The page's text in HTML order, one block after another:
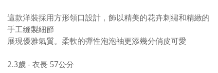
這款洋裝採用方形領口設計，飾以精美的花卉刺繡和精緻的
手工縫製細節
展現優雅氣質。柔軟的彈性泡泡袖更添幾分俏皮可愛
2.3歲 - 衣長 57公分